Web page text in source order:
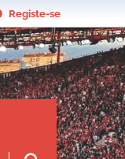
Registe-se